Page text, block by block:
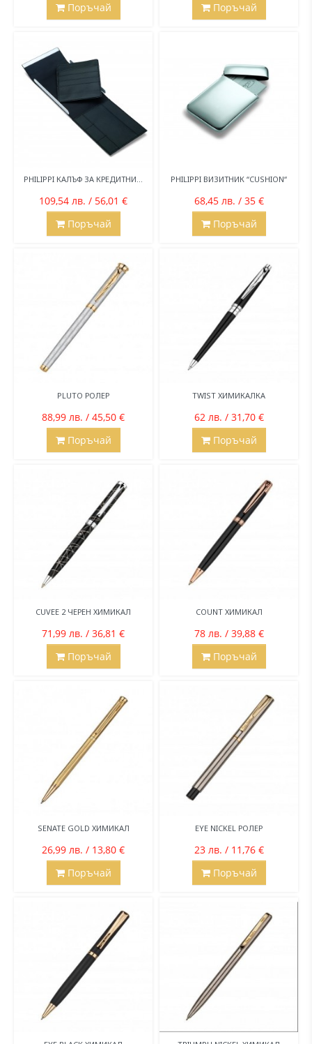
Поръчай
Поръчай
PHILIPPI КАЛЪФ ЗА КРЕДИТНИ...
109,54 лв. / 56,01 €
Поръчай
PHILIPPI ВИЗИТНИК “CUSHION“
68,45 лв. / 35 €
Поръчай
PLUTO РОЛЕР
88,99 лв. / 45,50 €
Поръчай
TWIST ХИМИКАЛКА
62 лв. / 31,70 €
Поръчай
CUVEE 2 ЧЕРЕН ХИМИКАЛ
71,99 лв. / 36,81 €
Поръчай
COUNT ХИМИКАЛ
78 лв. / 39,88 €
Поръчай
SENATE GOLD ХИМИКАЛ
26,99 лв. / 13,80 €
Поръчай
EYE NICKEL РОЛЕР
23 лв. / 11,76 €
Поръчай